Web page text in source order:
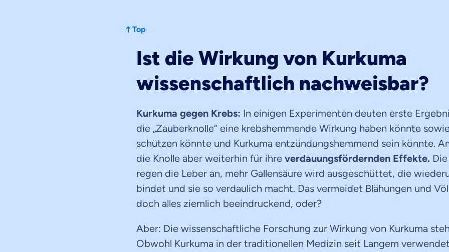
Top
Ist die Wirkung von Kurkuma
wissenschaftlich nachweisbar?
Kurkuma gegen Krebs: In einigen Experimenten deuten erste
die „Zauberknolle“ eine krebshemmende Wirkung haben könnte
schützen könnte und Kurkuma entzündungshemmend sein könnte.
die Knolle aber weiterhin für ihre verdauungsfördernden Effekte.
regen die Leber an, mehr Gallensäure wird ausgeschüttet, die
bindet und sie so verdaulich macht. Das vermeidet Blähungen und
doch alles ziemlich beeindruckend, oder?
Aber: Die wissenschaftliche Forschung zur Wirkung von Kurkuma
Obwohl Kurkuma in der traditionellen Medizin seit Langem